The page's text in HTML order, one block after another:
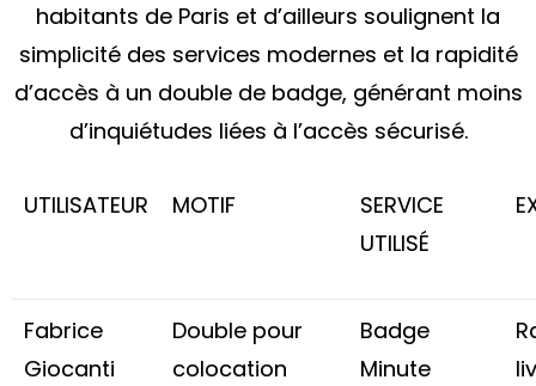
habitants de Paris et d’ailleurs soulignent la
simplicité des services modernes et la rapidité
d’accès à un double de badge, générant moins
d’inquiétudes liées à l’accès sécurisé.
UTILISATEUR MOTIF
SERVICE
UTILISÉ
Fabrice
Giocanti
Double pour
colocation
Badge
Minute